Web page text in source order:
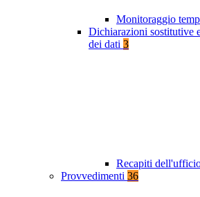
Monitoraggio
Dichiarazioni sostitutive
dei dati 3
Recapiti
Provvedimenti 36